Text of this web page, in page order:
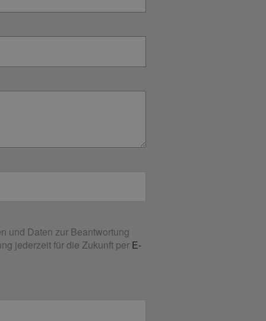
und Daten zur Beantwortung
jederzeit für die Zukunft per E-